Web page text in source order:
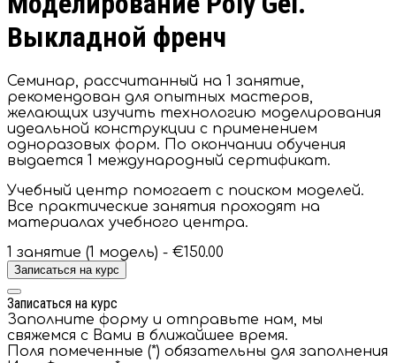
Выкладной френч
Семинар, рассчитанный на 1 занятие,
рекомендован для опытных мастеров,
желающих изучить технологию моделирования
идеальной конструкции с применением
одноразовых форм. По окончании обучения
выдается 1 международный сертификат.
Учебный центр помогает с поиском моделей.
Все практические занятия проходят на
материалах учебного центра.
1 занятие (1 модель) - €150.00
Записаться на курс
Записаться на курс
Заполните форму и отправьте нам, мы
свяжемся с Вами в ближайшее время.
Поля помеченные (*) обязательны для заполнения